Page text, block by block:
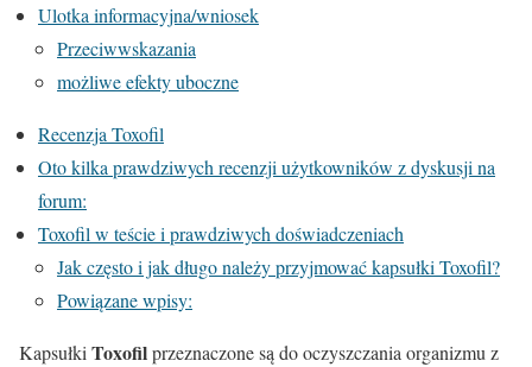
Ulotka informacyjna/wniosek
Przeciwwskazania
możliwe efekty uboczne
Recenzja Toxofil
Oto kilka prawdziwych recenzji użytkowników z dyskusji na
forum:
Toxofil w teście i prawdziwych doświadczeniach
Jak często i jak długo należy przyjmować kapsułki Toxofil?
Powiązane wpisy:
Kapsułki Toxofilprzeznaczone są do oczyszczania organizmu z